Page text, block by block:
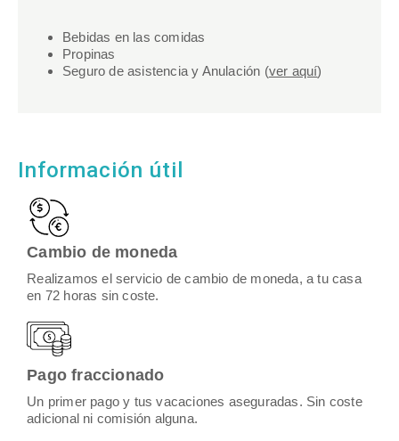
Bebidas en las comidas
Propinas
Seguro de asistencia y Anulación (ver aquí)
Información útil
Cambio de moneda
Realizamos el servicio de cambio de moneda, a tu casa
en 72 horas sin coste.
Pago fraccionado
Un primer pago y tus vacaciones aseguradas. Sin coste
adicional ni comisión alguna.